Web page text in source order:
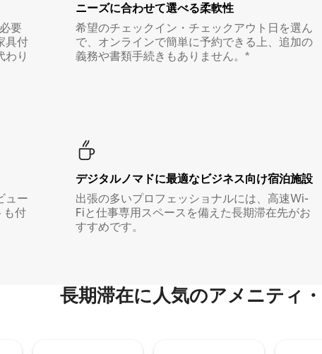
要
具付
わり
ニーズに合わせて選べる柔軟性
希望のチェックイン・チェックアウト日を選ん
で、オンラインで簡単に予約できる上、追加の
義務や書類手続きもありません。*
ュー
も付
デジタルノマド⁠に最⁠適⁠なビ⁠ジ⁠ネ⁠ス⁠向⁠け宿⁠泊⁠施⁠設
出張の多いプロフェッショナルには、高速Wi-
Fiと仕事専用スペースを備えた長期滞在先がお
すすめです。
長期滞在に人気のアメニティ